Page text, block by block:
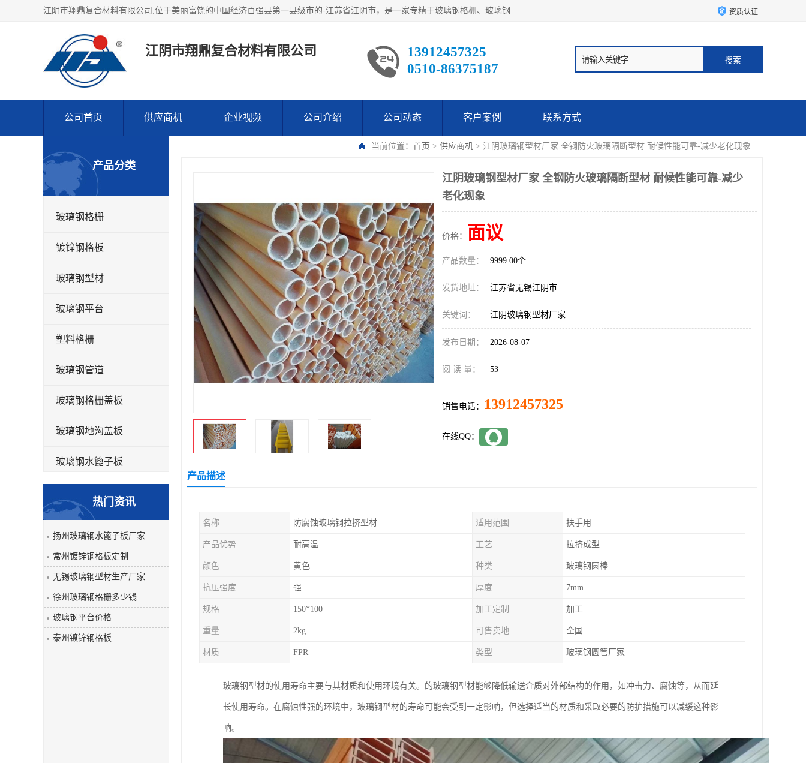
江阴市翔鼎复合材料有限公司,位于美丽富饶的中国经济百强县第一县级市的-江苏省江阴市，是一家专精于玻璃钢格栅、玻璃钢新材料,镀锌钢格板，机械设备生产制造及研发的科技型企业；公司产品已销往了世界多个国家和地区，公司人决心加倍努力愿与广大社会同仁精诚合作共创辉煌！ 资质认证
江阴市翔鼎复合材料有限公司
13912457325
0510-86375187
公司首页 供应商机 企业视频 公司介绍 公司动态 客户案例 联系方式
当前位置： 首页 > 供应商机 > 江阴玻璃钢型材厂家 全钢防火玻璃隔断型材 耐候性能可靠-减少老化现象
产品分类
玻璃钢格栅
镀锌钢格板
玻璃钢型材
玻璃钢平台
塑料格栅
玻璃钢管道
玻璃钢格栅盖板
玻璃钢地沟盖板
玻璃钢水篦子板
玻璃钢平板
玻璃钢盖板
热门资讯
扬州玻璃钢水篦子板厂家
常州镀锌钢格板定制
无锡玻璃钢型材生产厂家
徐州玻璃钢格栅多少钱
玻璃钢平台价格
泰州镀锌钢格板
江阴玻璃钢型材厂家 全钢防火玻璃隔断型材 耐候性能可靠-减少
老化现象
价格： 面议
产品数量： 9999.00个
发货地址： 江苏省无锡江阴市
关键词： 江阴玻璃钢型材厂家
发布日期： 2026-08-07
阅 读 量： 53
销售电话： 13912457325
在线QQ：
产品描述
名称 防腐蚀玻璃钢拉挤型材 适用范围 扶手用
产品优势 耐高温 工艺 拉挤成型
颜色 黄色 种类 玻璃钢圆棒
抗压强度 强 厚度 7mm
规格 150*100 加工定制 加工
重量 2kg 可售卖地 全国
材质 FPR 类型 玻璃钢圆管厂家
玻璃钢型材的使用寿命主要与其材质和使用环境有关。的玻璃钢型材能够降低输送介质对外部结构的作用，如冲击力、腐蚀等，从而延
长使用寿命。在腐蚀性强的环境中，玻璃钢型材的寿命可能会受到一定影响，但选择适当的材质和采取必要的防护措施可以减缓这种影
响。